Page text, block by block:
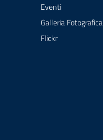
Eventi
Galleria Fotografica
Flickr